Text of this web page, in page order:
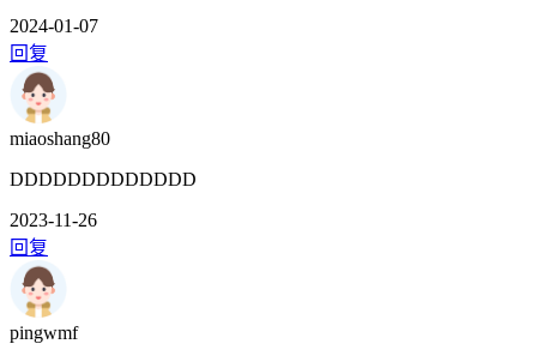
2024-01-07
回复
miaoshang80
DDDDDDDDDDDDD
2023-11-26
回复
pingwmf